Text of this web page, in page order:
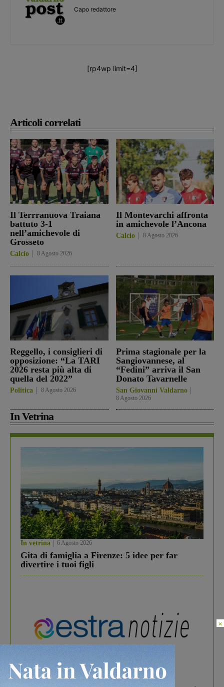
Articoli correlati
Il Terrranuova Traiana
battuto 3-1
nell’amichevole di
Grosseto
Calcio 8 Agosto 2026
Il Montevarchi affronta
in amichevole l’Ancona
Calcio 8 Agosto 2026
Reggello, i consiglieri di
opposizione: “La TARI
2026 resta più alta di
quella del 2022”
Politica 8 Agosto 2026
Prima stagionale per la
Sangiovannese, al
“Fedini” arriva il San
Donato Tavarnelle
San Giovanni Valdarno
8 Agosto 2026
In Vetrina
In vetrina 6 Agosto 2026
Gita di famiglia a Firenze: 5 idee per far
divertire i tuoi figli
In vetrina 3 Agosto 2026
Capo redattore
[rp4wp limit=4]
×